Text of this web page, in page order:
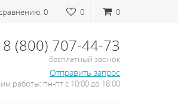
0
0
0
8 (800) 707-44-73
бесплатный звонок
Отправить запрос
работы: пн-пт с 10:00 до 18:00